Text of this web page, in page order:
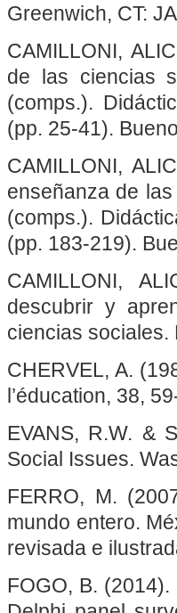
Greenwich, CT:
CAMILLONI,
de las ciencias
(comps.).
(pp. 25-41).
CAMILLONI,
enseñanza de
(comps.).
(pp. 183-219).
CAMILLONI,
descubrir y
ciencias sociales.
CHERVEL, A.
l’éducation, 38,
EVANS, R.W. &
Social Issues.
FERRO, M.
mundo entero.
revisada e
FOGO, B.